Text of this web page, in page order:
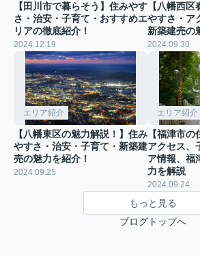
【田川市で暮らそう】住みやす
さ・治安・子育て・おすすめエ
リアの徹底紹介！
2024.12.19
【八幡西
やすさ・ア
新築建売の
2024.09.30
エリア紹介
【八幡東区の魅力解説！】住み
やすさ・治安・子育て・新築建
売の魅力を紹介！
2024.09.25
エリア紹介
【福津市の
アクセス、
ア情報、福
力を解説
2024.09.24
もっと見る
ブログトップへ